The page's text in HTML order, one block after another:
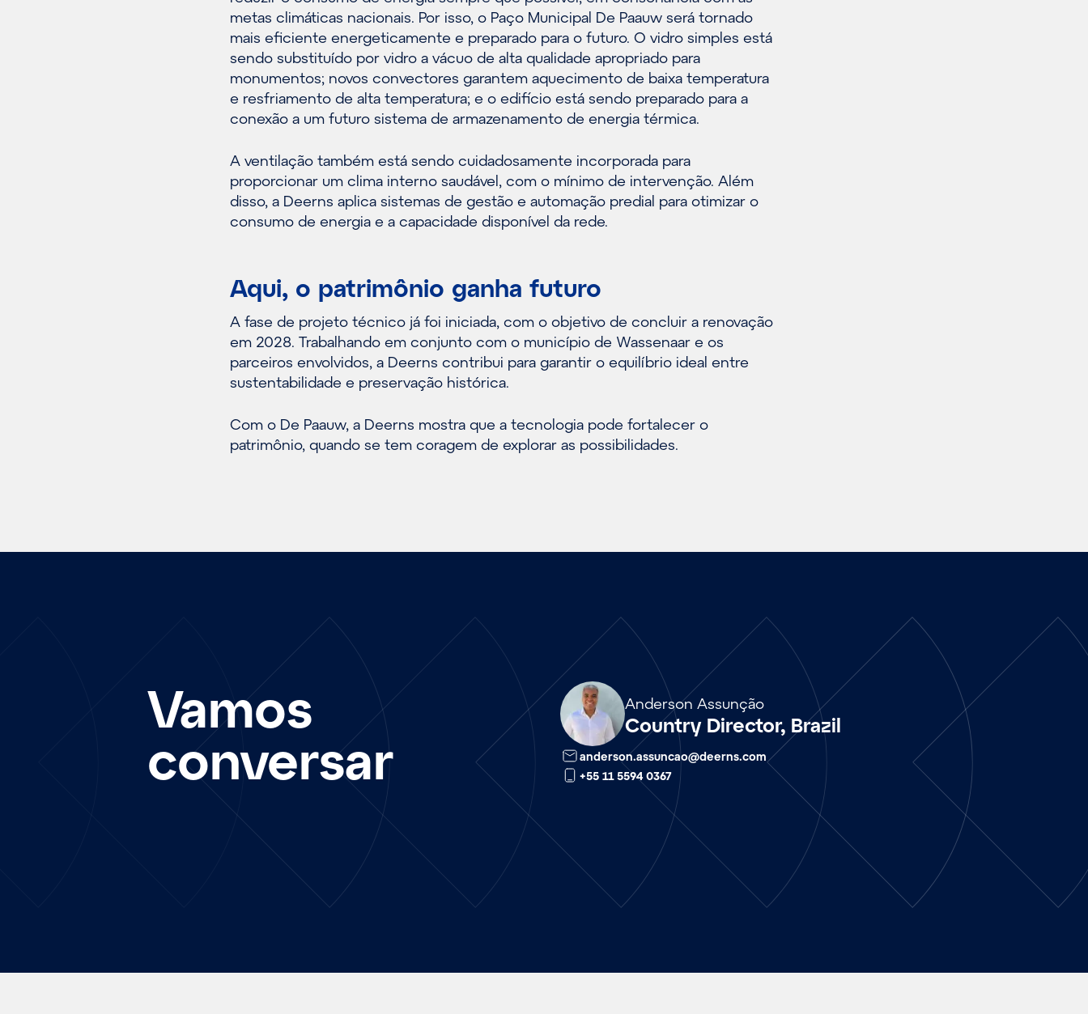
metas climáticas nacionais. Por isso, o Paço Municipal De Paauw será tornado
mais eficiente energeticamente e preparado para o futuro. O vidro simples está
sendo substituído por vidro a vácuo de alta qualidade apropriado para
monumentos; novos convectores garantem aquecimento de baixa temperatura
e resfriamento de alta temperatura; e o edifício está sendo preparado para a
conexão a um futuro sistema de armazenamento de energia térmica.
A ventilação também está sendo cuidadosamente incorporada para
proporcionar um clima interno saudável, com o mínimo de intervenção. Além
disso, a Deerns aplica sistemas de gestão e automação predial para otimizar o
consumo de energia e a capacidade disponível da rede.
Aqui, o patrimônio ganha futuro
A fase de projeto técnico já foi iniciada, com o objetivo de concluir a renovação
em 2028. Trabalhando em conjunto com o município de Wassenaar e os
parceiros envolvidos, a Deerns contribui para garantir o equilíbrio ideal entre
sustentabilidade e preservação histórica.
Com o De Paauw, a Deerns mostra que a tecnologia pode fortalecer o
patrimônio, quando se tem coragem de explorar as possibilidades.
Vamos
conversar
Anderson Assunção
Country Director, Brazil
Array
anderson.assuncao@deerns.com
+55 11 5594 0367